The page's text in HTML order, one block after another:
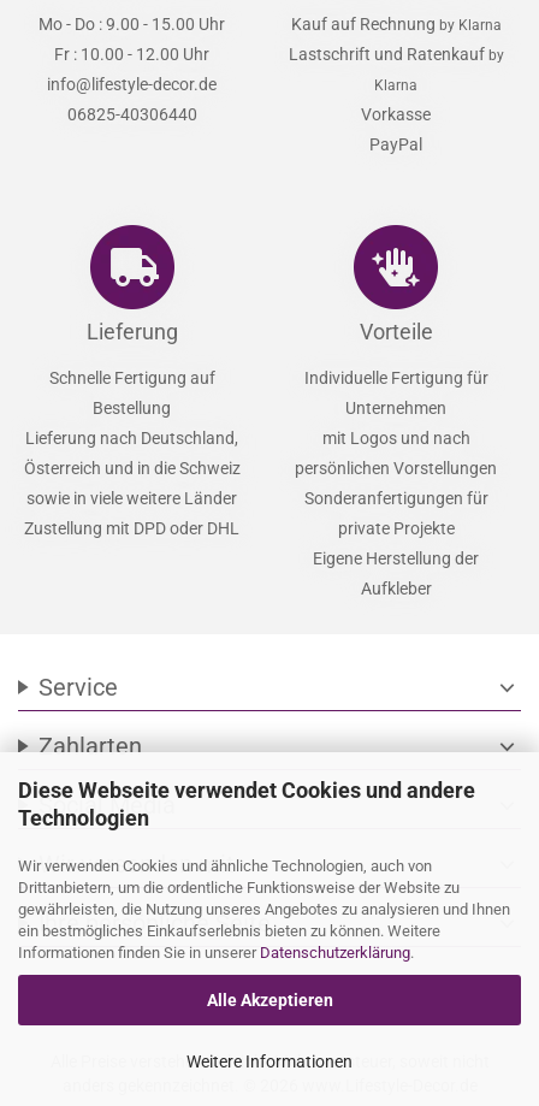
Diese Webseite verwendet Cookies und andere
Technologien
Wir verwenden Cookies und ähnliche Technologien, auch von
Drittanbietern, um die ordentliche Funktionsweise der Website zu
gewährleisten, die Nutzung unseres Angebotes zu analysieren und Ihnen
ein bestmögliches Einkaufserlebnis bieten zu können. Weitere
Informationen finden Sie in unserer Datenschutzerklärung.
Alle Akzeptieren
Weitere Informationen
Mo - Do : 9.00 - 15.00 Uhr
Fr : 10.00 - 12.00 Uhr
info@lifestyle-decor.de
06825-40306440
Kauf auf Rechnung by Klarna
Lastschrift und Ratenkauf by
Klarna
Vorkasse
PayPal
Lieferung
Schnelle Fertigung auf
Bestellung
Lieferung nach Deutschland,
Österreich und in die Schweiz
sowie in viele weitere Länder
Zustellung mit DPD oder DHL
Vorteile
Individuelle Fertigung für
Unternehmen
mit Logos und nach
persönlichen Vorstellungen
Sonderanfertigungen für
private Projekte
Eigene Herstellung der
Aufkleber
Service expand_more
Zahlarten expand_more
Social Media
Wir versenden mit
Ihre persönliche Seite expand_more
Alle Preise verstehen sich inkl. Mehrwertsteuer, soweit nicht